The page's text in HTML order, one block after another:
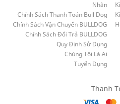
Nhân
Chính Sách Thanh Toán Bull Dog
Chính Sách Vận Chuyển BULLDOG
Chính Sách Đổi Trả BULLDOG
Quy Định Sử Dụng
Chúng Tôi Là Ai
Tuyển Dụng
Thanh